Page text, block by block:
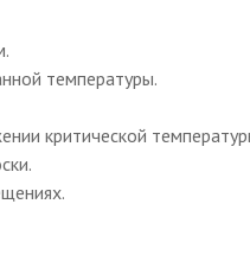
температуры.
критической